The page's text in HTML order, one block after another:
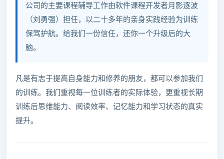
公司的主要课程辅导工作由软件课程开发者月影逐波
（刘勇强）担任，以二十多年的亲身实践经验为训练
保驾护航。给我们一份信任，还你一个升级后的大
脑。
凡是有志于提高自身能力和修养的朋友，都可以参加我们
的训练。我们重视每一位训练者的实际体验，更重视长期
训练后思维能力、阅读效率、记忆能力和学习状态的真实
提升。